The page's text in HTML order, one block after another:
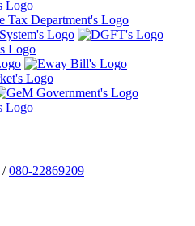
/080-22869209